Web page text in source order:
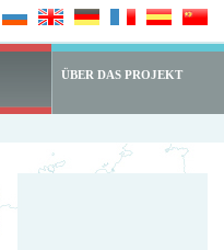
ÜBER DAS PROJEKT